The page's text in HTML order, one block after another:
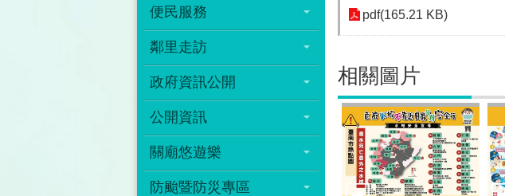
便民服務
鄰里走訪
政府資訊公開
公開資訊
關廟悠遊樂
防颱暨防災專區
pdf(165.21 KB)
相關圖片